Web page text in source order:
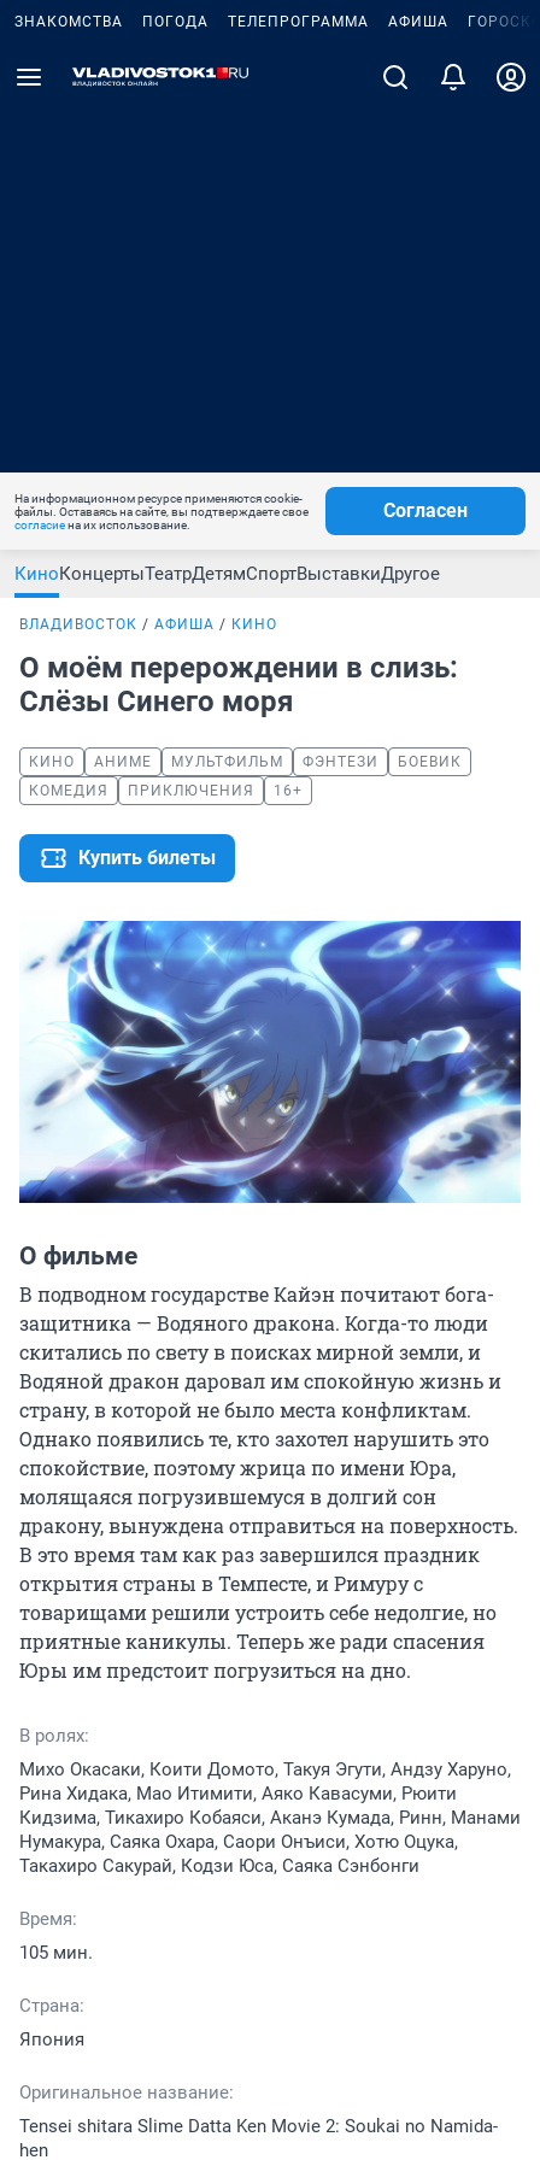
ЗНАКОМСТВА ПОГОДА ТЕЛЕПРОГРАММА АФИША
На информационном ресурсе применяются cookie-
файлы. Оставаясь на сайте, вы подтверждаете свое
согласиена их использование.
Согласен
КиноКонцертыТеатрДетямСпортВыставкиДругое
ВЛАДИВОСТОК АФИША КИНО
О моём перерождении в слизь:
Слёзы Синего моря
КИНО АНИМЕ МУЛЬТФИЛЬМ ФЭНТЕЗИ
БОЕВИК
КОМЕДИЯ
ПРИКЛЮЧЕНИЯ 16+
Купить билеты
О фильме
В подводном государстве Кайэн почитают бога-
защитника — Водяного дракона. Когда-то люди
скитались по свету в поисках мирной земли, и
Водяной дракон даровал им спокойную жизнь и
страну, в которой не было места конфликтам.
Однако появились те, кто захотел нарушить это
спокойствие, поэтому жрица по имени Юра,
молящаяся погрузившемуся в долгий сон
дракону, вынуждена отправиться на поверхность.
В это время там как раз завершился праздник
открытия страны в Темпесте, и Римуру с
товарищами решили устроить себе недолгие, но
приятные каникулы. Теперь же ради спасения
Юры им предстоит погрузиться на дно.
В ролях:
Михо Окасаки, Коити Домото, Такуя Эгути, Андзу Харуно,
Рина Хидака, Мао Итимити, Аяко Кавасуми, Рюити
Кидзима, Тикахиро Кобаяси, Аканэ Кумада, Ринн, Манами
Нумакура, Саяка Охара, Саори Онъиси, Хотю Оцука,
Такахиро Сакурай, Кодзи Юса, Саяка Сэнбонги
Время:
105 мин.
Страна:
Япония
Оригинальное название:
Tensei shitara Slime Datta Ken Movie 2: Soukai no Namida-
hen